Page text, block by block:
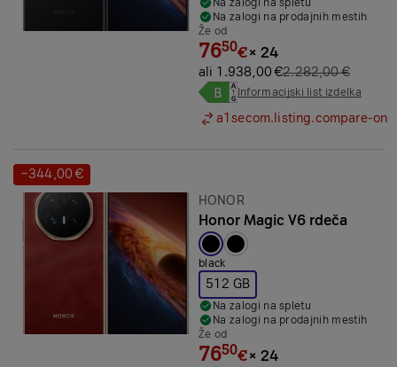
Na zalogi na spletu
Na zalogi na prodajnih mestih
Že od
7650€× 24
ali 1.938,00 €2.282,00 €
Informacijski list izdelka
a1secom.listing.compare-on
Prihranek:
−344,00 €
Znamka:
HONOR
Honor Magic V6 rdeča
Izbrana barva:
black
512 GB
Na zalogi na spletu
Na zalogi na prodajnih mestih
Že od
7650€× 24